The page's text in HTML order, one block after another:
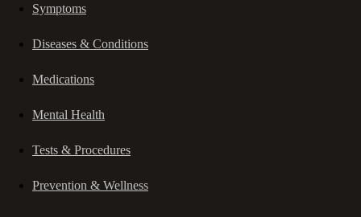
Symptoms
Diseases & Conditions
Medications
Mental Health
Tests & Procedures
Prevention & Wellness